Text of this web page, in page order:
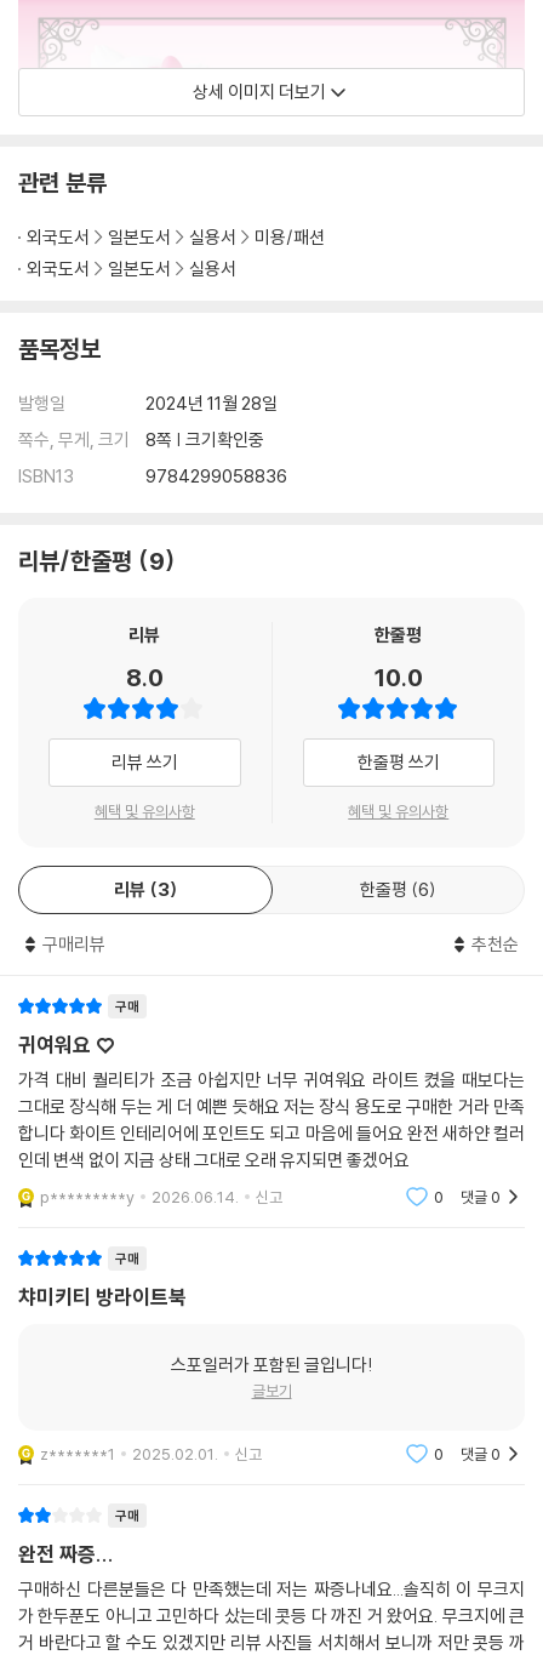
상세 이미지 더보기
관련 분류
외국도서 일본도서 실용서
미용/패션
외국도서
일본도서 실용서
품목정보
발행일
2024년 11월 28일
쪽수, 무게, 크기
8쪽 | 크기확인중
ISBN13
9784299058836
리뷰/한줄평 9
리뷰
8.0
리뷰 쓰기
혜택 및 유의사항
한줄평
10.0
한줄평 쓰기
혜택 및 유의사항
리뷰 3 한줄평 6
구매리뷰 추천순
구매
귀여워요 ♡
가격 대비 퀄리티가 조금 아쉽지만 너무 귀여워요 라이트 켰을 때보다는
그대로 장식해 두는 게 더 예쁜 듯해요 저는 장식 용도로 구매한 거라 만족
합니다 화이트 인테리어에 포인트도 되고 마음에 들어요 완전 새하얀 컬러
인데 변색 없이 지금 상태 그대로 오래 유지되면 좋겠어요
p*********y 2026.06.14. 신고 0 댓글0
구매
챠미키티 방라이트북
스포일러가 포함된 글입니다!
글보기
z*******1 2025.02.01. 신고 0 댓글0
구매
완전 짜증...
구매하신 다른분들은 다 만족했는데 저는 짜증나네요...솔직히 이 무크지
가 한두푼도 아니고 고민하다 샀는데 콧등 다 까진 거 왔어요. 무크지에 큰
거 바란다고 할 수도 있겠지만 리뷰 사진들 서치해서 보니까 저만 콧등 까